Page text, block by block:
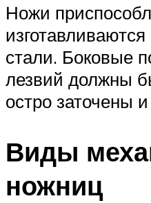
Ножи
стали. Боковые
лезвий должны
остро заточены
Виды
ножниц